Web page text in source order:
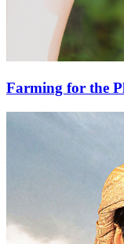
Farming for the